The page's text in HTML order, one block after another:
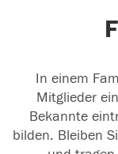
In einem
Mitglieder
Bekannte
bilden. Bleiben